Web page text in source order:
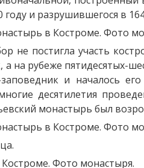
и разрушившегося в
не постигла участь
на рубеже пятидесятых-
и началось его
десятилетия
монастырь был